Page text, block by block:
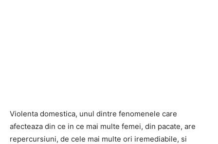
Violenta domestica, unul dintre fenomenele care
afecteaza din ce in ce mai multe femei, din pacate, are
repercursiuni, de cele mai multe ori iremediabile, si